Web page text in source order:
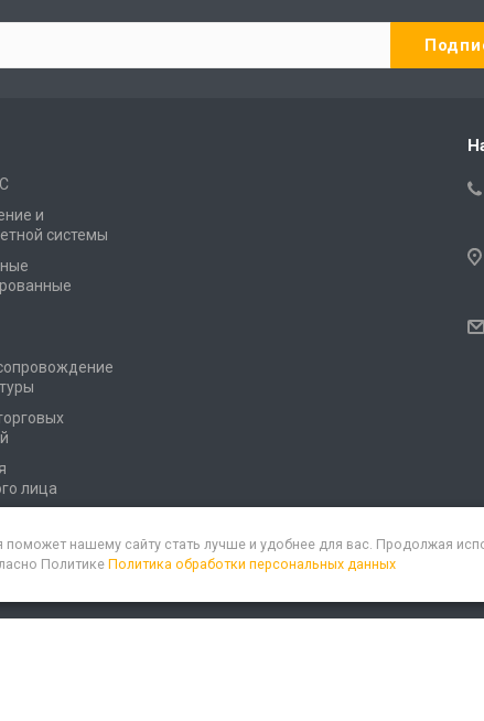
и
системы
лица
нашему сайту стать лучше и удобнее для вас. Продолжая
ПолитикеПолитика обработки персональных данных